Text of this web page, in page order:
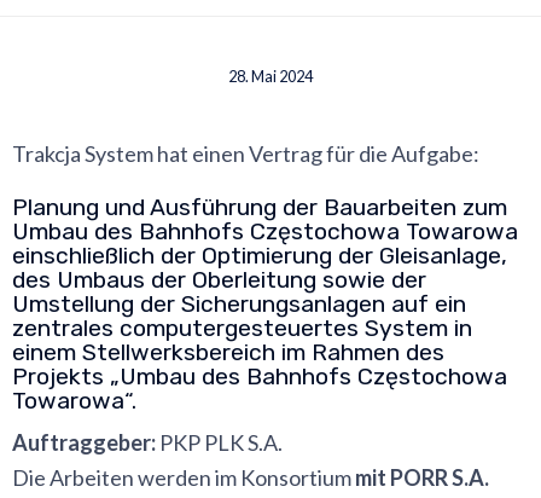
28. Mai 2024
Trakcja System hat einen Vertrag für die Aufgabe:
Planung und Ausführung der Bauarbeiten zum
Umbau des Bahnhofs Częstochowa Towarowa
einschließlich der Optimierung der Gleisanlage,
des Umbaus der Oberleitung sowie der
Umstellung der Sicherungsanlagen auf ein
zentrales computergesteuertes System in
einem Stellwerksbereich im Rahmen des
Projekts „Umbau des Bahnhofs Częstochowa
Towarowa“.
Auftraggeber: PKP PLK S.A.
Die Arbeiten werden im Konsortiummit PORR S.A.